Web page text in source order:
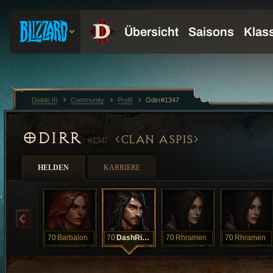
ODIRR#1347 CLAN ASPIS
HELDEN KARRIERE
70 Barbalon 70 DashRiprock 70 Rhramen 70 Rhramen
Diablo III Community Profil Odirr#1347